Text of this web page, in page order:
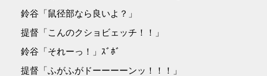
鈴谷「鼠径部なら良いよ？」
提督「こんのクショビェッチ！！」
鈴谷「それーっ！」ｽﾞﾎﾞ
提督「ふがふがドーーーーンッ！！！」